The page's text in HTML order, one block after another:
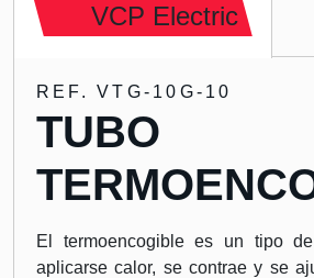
VCP Electric
REF. VTG-10G-10
TUBO
El termoencogible es un tipo
aplicarse calor, se contrae y se